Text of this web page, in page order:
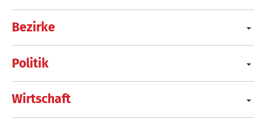
Bezirke
Politik
Wirtschaft